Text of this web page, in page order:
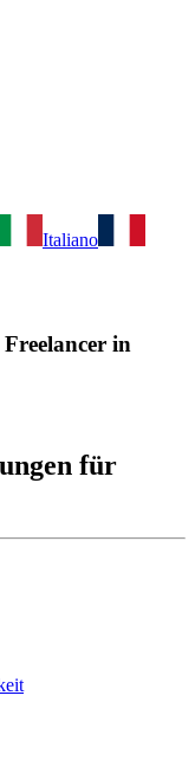
Italiano
in
für